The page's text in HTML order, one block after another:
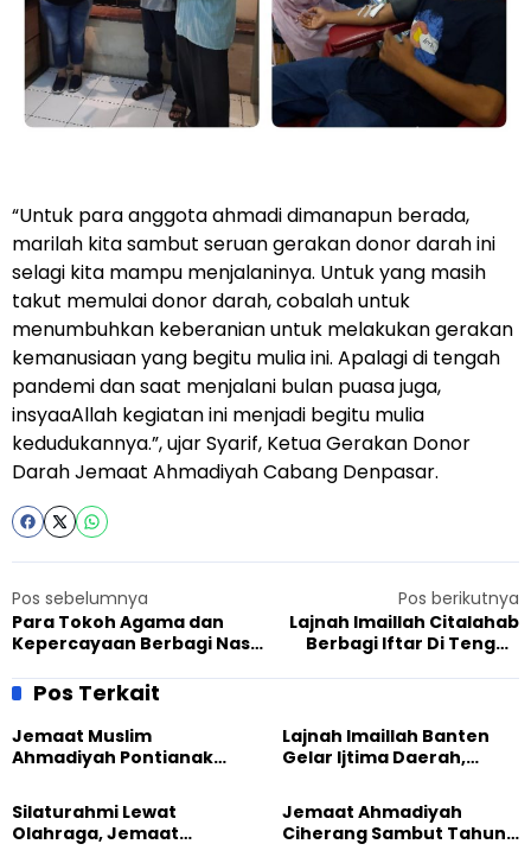
“Untuk para anggota ahmadi dimanapun berada,
marilah kita sambut seruan gerakan donor darah ini
selagi kita mampu menjalaninya. Untuk yang masih
takut memulai donor darah, cobalah untuk
menumbuhkan keberanian untuk melakukan gerakan
kemanusiaan yang begitu mulia ini. Apalagi di tengah
pandemi dan saat menjalani bulan puasa juga,
insyaaAllah kegiatan ini menjadi begitu mulia
kedudukannya.”, ujar Syarif, Ketua Gerakan Donor
Darah Jemaat Ahmadiyah Cabang Denpasar.
Pos sebelumnya
Para Tokoh Agama dan
Kepercayaan Berbagi Nasi
Tengah Pandemi Covid-19
Pos berikutnya
Lajnah Imaillah Citalahab
Berbagi Iftar Di Tengah
Pos Terkait
Jemaat Muslim
Ahmadiyah Pontianak
Perkuat Kolaborasi Sosial
Lajnah Imaillah Banten
Gelar Ijtima Daerah,
Tangguh
Silaturahmi Lewat
Olahraga, Jemaat
Jemaat Ahmadiyah
Ciherang Sambut Tahun